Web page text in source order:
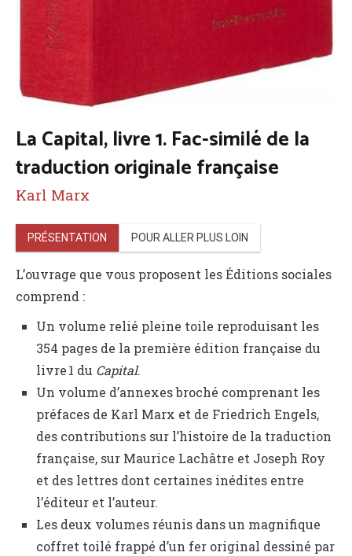
La Capital, livre 1. Fac-similé de la
traduction originale française
Karl Marx
PRÉSENTATION POUR ALLER PLUS LOIN
L’ouvrage que vous proposent les Éditions sociales
comprend :
Un volume relié pleine toile reproduisant les
354 pages de la première édition française du
livre 1 du Capital.
Un volume d’annexes broché comprenant les
préfaces de Karl Marx et de Friedrich Engels,
des contributions sur l’histoire de la traduction
française, sur Maurice Lachâtre et Joseph Roy
et des lettres dont certaines inédites entre
l’éditeur et l’auteur.
Les deux volumes réunis dans un magnifique
coffret toilé frappé d’un fer original dessiné par